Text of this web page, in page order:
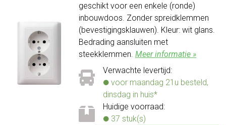
geschikt voor een enkele (ronde)
inbouwdoos. Zonder spreidklemmen
(bevestigingsklauwen). Kleur: wit glans.
Bedrading aansluiten met
steekklemmen. Meer informatie »
Verwachte levertijd:
voor maandag 21u besteld,
dinsdag in huis*
Huidige voorraad:
37 stuk(s)